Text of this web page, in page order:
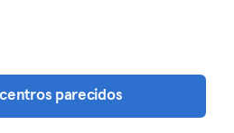
parecidos